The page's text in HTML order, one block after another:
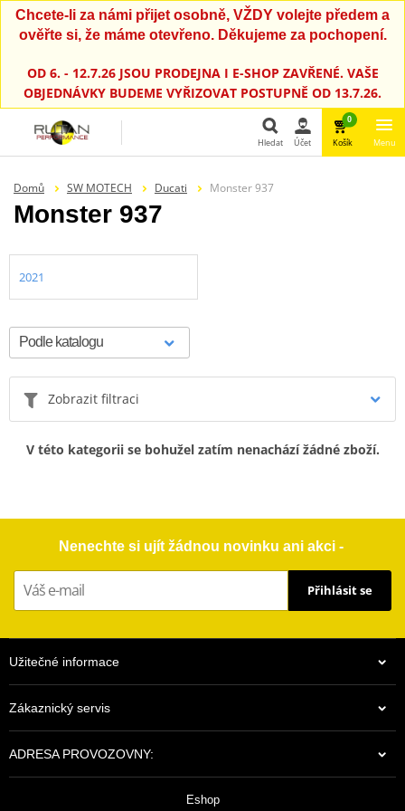
Chcete-li za námi přijet osobně, VŽDY volejte předem a
ověřte si, že máme otevřeno. Děkujeme za pochopení.
OD 6. - 12.7.26 JSOU PRODEJNA I E-SHOP ZAVŘENÉ. VAŠE
OBJEDNÁVKY BUDEME VYŘIZOVAT POSTUPNĚ OD 13.7.26.
Hledat Účet
0
Košík Menu
Domů SW MOTECH Ducati Monster 937
Monster 937
2021
Zobrazit filtraci
V této kategorii se bohužel zatím nenachází žádné zboží.
Nenechte si ujít žádnou novinku ani akci -
Přihlásit se
Užitečné informace
Zákaznický servis
ADRESA PROVOZOVNY:
Eshop